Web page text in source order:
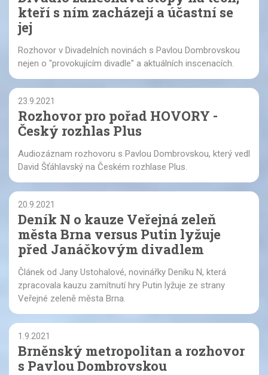
kteří s ním zacházejí a účastní se
jej
Rozhovor v Divadelních novinách s Pavlou Dombrovskou
nejen o "provokujícím divadle" a aktuálních inscenacích.
23.9.2021
Rozhovor pro pořad HOVORY -
Český rozhlas Plus
Audiozáznam rozhovoru s Pavlou Dombrovskou, který vedl
David Šťáhlavský na Českém rozhlase Plus.
20.9.2021
Deník N o kauze Veřejná zeleň
města Brna versus Putin lyžuje
před Janáčkovým divadlem
Článek od Jany Ustohalové, novinářky Deníku N, která
zpracovala kauzu zamítnutí hry Putin lyžuje ze strany
Veřejné zeleně města Brna.
1.9.2021
Brněnský metropolitan a rozhovor
s Pavlou Dombrovskou